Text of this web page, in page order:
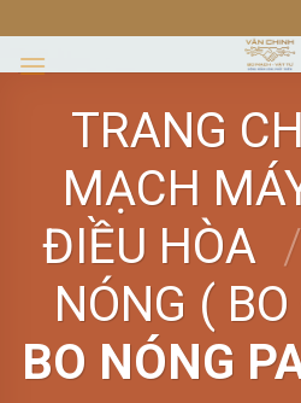
to
content
TRANG
MẠCH
ĐIỀU HÒA /
NÓNG (
BO NÓNG